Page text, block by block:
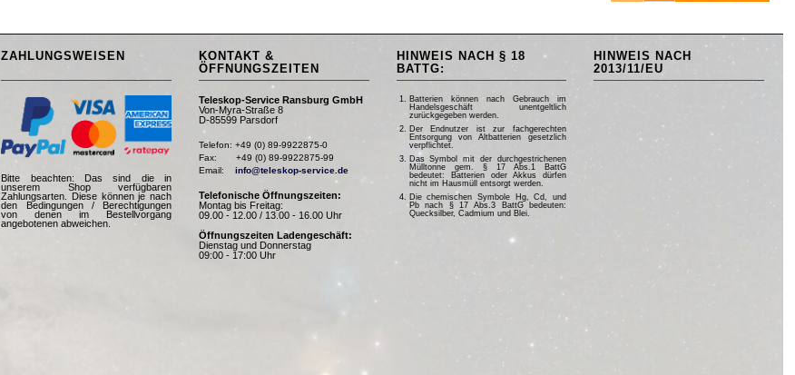
ZAHLUNGSWEISEN
Bitte beachten: Das sind die in
unserem Shop verfügbaren
Zahlungsarten. Diese können je nach
den Bedingungen / Berechtigungen
von denen im Bestellvorgang
angebotenen abweichen.
KONTAKT &
ÖFFNUNGSZEITEN
Teleskop-Service Ransburg GmbH
Von-Myra-Straße 8
D-85599 Parsdorf
Telefon: +49 (0) 89-9922875-0
Fax:       +49 (0) 89-9922875-99
Email: info@teleskop-service.de
Telefonische Öffnungszeiten:
Montag bis Freitag:
09.00 - 12.00 / 13.00 - 16.00 Uhr
Öffnungszeiten Ladengeschäft:
Dienstag und Donnerstag
09:00 - 17:00 Uhr
HINWEIS NACH § 18
BATTG:
Batterien können nach Gebrauch im
Handelsgeschäft unentgeltlich
zurückgegeben werden.
Der Endnutzer ist zur fachgerechten
Entsorgung von Altbatterien gesetzlich
verpflichtet.
Das Symbol mit der durchgestrichenen
Mülltonne gem. § 17 Abs.1 BattG
bedeutet: Batterien oder Akkus dürfen
nicht im Hausmüll entsorgt werden.
Die chemischen Symbole Hg, Cd, und
Pb nach § 17 Abs.3 BattG bedeuten:
Quecksilber, Cadmium und Blei.
HINWEIS NACH
2013/11/EU